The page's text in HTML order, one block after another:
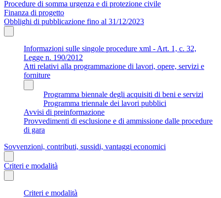
Procedure di somma urgenza e di protezione civile
Finanza di progetto
Obblighi di pubblicazione fino al 31/12/2023
Informazioni sulle singole procedure xml - Art. 1, c. 32,
Legge n. 190/2012
Atti relativi alla programmazione di lavori, opere, servizi e
forniture
Programma biennale degli acquisiti di beni e servizi
Programma triennale dei lavori pubblici
Avvisi di preinformazione
Provvedimenti di esclusione e di ammissione dalle procedure
di gara
Sovvenzioni, contributi, sussidi, vantaggi economici
Criteri e modalità
Criteri e modalità